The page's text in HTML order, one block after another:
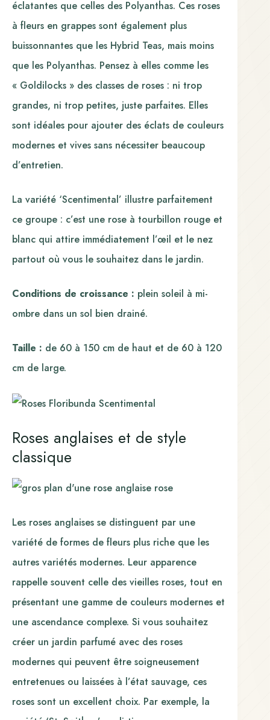
éclatantes que celles des Polyanthas. Ces roses
à fleurs en grappes sont également plus
buissonnantes que les Hybrid Teas, mais moins
que les Polyanthas. Pensez à elles comme les
« Goldilocks » des classes de roses : ni trop
grandes, ni trop petites, juste parfaites. Elles
sont idéales pour ajouter des éclats de couleurs
modernes et vives sans nécessiter beaucoup
d’entretien.
La variété ‘Scentimental’ illustre parfaitement
ce groupe : c’est une rose à tourbillon rouge et
blanc qui attire immédiatement l’œil et le nez
partout où vous le souhaitez dans le jardin.
Conditions de croissance : plein soleil à mi-
ombre dans un sol bien drainé.
Taille : de 60 à 150 cm de haut et de 60 à 120
cm de large.
Roses anglaises et de style
classique
Les roses anglaises se distinguent par une
variété de formes de fleurs plus riche que les
autres variétés modernes. Leur apparence
rappelle souvent celle des vieilles roses, tout en
présentant une gamme de couleurs modernes et
une ascendance complexe. Si vous souhaitez
créer un jardin parfumé avec des roses
modernes qui peuvent être soigneusement
entretenues ou laissées à l’état sauvage, ces
roses sont un excellent choix. Par exemple, la